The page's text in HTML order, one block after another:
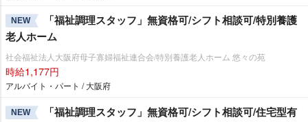
NEW
「福祉調理スタッフ」無資格可/シフト相談可/特別養護
老人ホーム
社会福祉法人大阪府母子寡婦福祉連合会/特別養護老人ホーム 悠々の苑
時給1,177円
アルバイト・パート / 大阪府
NEW
「福祉調理スタッフ」無資格可/シフト相談可/住宅型有